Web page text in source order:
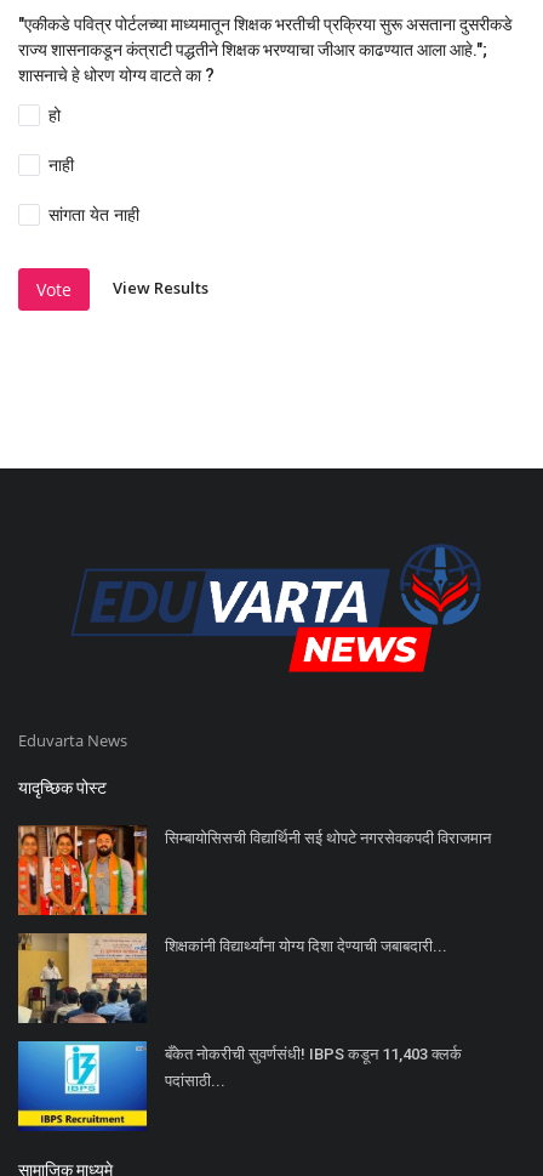
"एकीकडे पवित्र पोर्टलच्या माध्यमातून शिक्षक भरतीची प्रक्रिया सुरू असताना दुसरीकडे
राज्य शासनाकडून कंत्राटी पद्धतीने शिक्षक भरण्याचा जीआर काढण्यात आला आहे.";
शासनाचे हे धोरण योग्य वाटते का ?
हो
नाही
सांगता येत नाही
Vote View Results
Eduvarta News
यादृच्छिक पोस्ट
सिम्बायोसिसची विद्यार्थिनी सई थोपटे नगरसेवकपदी विराजमान
शिक्षकांनी विद्यार्थ्यांना योग्य दिशा देण्याची जबाबदारी...
बँकेत नोकरीची सुवर्णसंधी! IBPS कडून 11,403 क्लर्क
पदांसाठी...
सामाजिक माध्यमे